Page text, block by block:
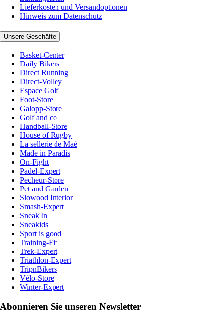
Lieferkosten und Versandoptionen
Hinweis zum Datenschutz
Unsere Geschäfte
Basket-Center
Daily Bikers
Direct Running
Direct-Volley
Espace Golf
Foot-Store
Galopp-Store
Golf and co
Handball-Store
House of Rugby
La sellerie de Maé
Made in Paradis
On-Fight
Padel-Expert
Pecheur-Store
Pet and Garden
Slowood Interior
Smash-Expert
Sneak'In
Sneakids
Sport is good
Training-Fit
Trek-Expert
Triathlon-Expert
TripnBikers
Vélo-Store
Winter-Expert
Abonnieren Sie unseren Newsletter